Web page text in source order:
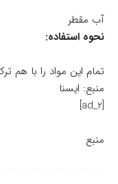
آب مقطر
نحوه استفاده:
تمام این مواد را با هم
منبع: ایسنا
[ad_2]
منبع